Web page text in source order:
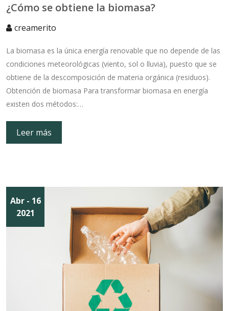
¿Cómo se obtiene la biomasa?
creamerito
La biomasa es la única energía renovable que no depende de las
condiciones meteorológicas (viento, sol o lluvia), puesto que se
obtiene de la descomposición de materia orgánica (residuos).
Obtención de biomasa Para transformar biomasa en energía
existen dos métodos:…
Leer más
Abr - 16
2021